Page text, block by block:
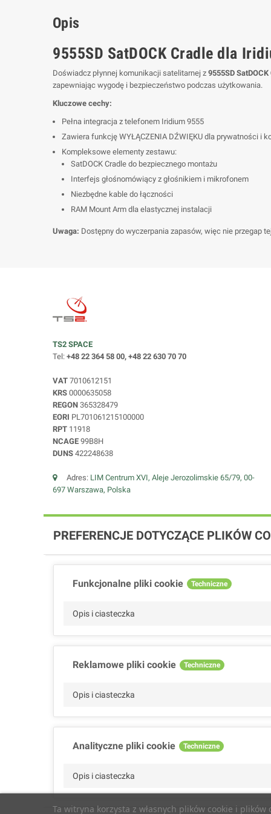
Opis
9555SD SatDOCK Cradle dla
Doświadcz płynnej komunikacji satelitarnej z 9555SD
zapewniając wygodę i bezpieczeństwo podczas użytkowania.
Kluczowe cechy:
Pełna integracja z telefonem Iridium 9555
Zawiera funkcję WYŁĄCZENIA DŹWIĘKU dla prywatności i
Kompleksowe elementy zestawu:
SatDOCK Cradle do bezpiecznego montażu
Interfejs głośnomówiący z głośnikiem i mikrofonem
Niezbędne kable do łączności
RAM Mount Arm dla elastycznej instalacji
Uwaga: Dostępny do wyczerpania zapasów, więc nie przegap
TS2 SPACE
Tel: +48 22 364 58 00, +48 22 630 70 70
VAT 7010612151
KRS 0000635058
REGON 365328479
EORI PL701061215100000
RPT 11918
NCAGE 99B8H
DUNS 422248638
Adres: LIM Centrum XVI, Aleje Jerozolimskie 65/79, 00-
697 Warszawa, Polska
Ta witryna korzysta z własnych plików cookie i
PREFERENCJE DOTYCZĄCE PLIKÓW
Funkcjonalne pliki cookie Techniczne
Opis i ciasteczka
Reklamowe pliki cookie Techniczne
Opis i ciasteczka
Analityczne pliki cookie Techniczne
Opis i ciasteczka